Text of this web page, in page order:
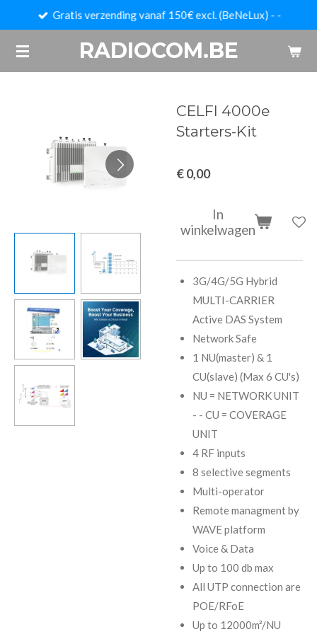
naar
de
RADIOCOM.BE
Gratis verzending vanaf 150€ excl. (BeNeLux) - -
CELFI 4000e
Starters-Kit
€ 0,00
In
winkelwagen
3G/4G/5G Hybrid
MULTI-CARRIER
Active DAS System
Network Safe
1 NU(master) & 1
CU(slave) (Max 6 CU's)
NU = NETWORK UNIT
- - CU = COVERAGE
UNIT
4 RF inputs
8 selective segments
Multi-operator
Remote managment by
WAVE platform
Voice & Data
Up to 100 db max
All UTP connection are
POE/RFoE
Up to 12000m²/NU